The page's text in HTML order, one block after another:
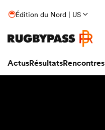
Édition du Nord | US
ActusRésultatsRencontres